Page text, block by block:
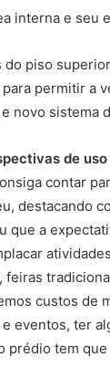
interna e seu
do piso
permitir a
novo sistema
de uso
contar
destacando
que a
feiras
custos de
eventos, ter
prédio tem